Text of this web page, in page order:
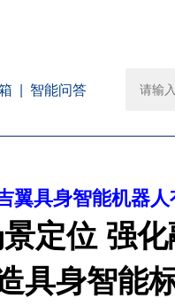
智能问答
翼具身智能机器
定位 强
具身智能